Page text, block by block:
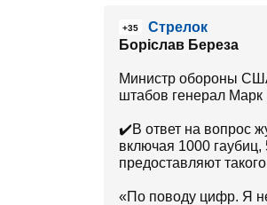
+35
Стрелок
Боріслав Береза
Министр обороны
штабов генерал
✔️В ответ на вопрос
включая 1000
предоставляют
«По поводу цифр. Я